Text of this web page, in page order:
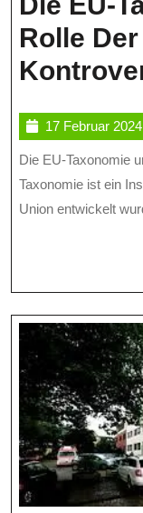
Rolle
17 Februar 2024
Die EU-Taxonomie und die Rolle der Atomkraft Die EU-
Taxonomie ist ein
Union entwickelt